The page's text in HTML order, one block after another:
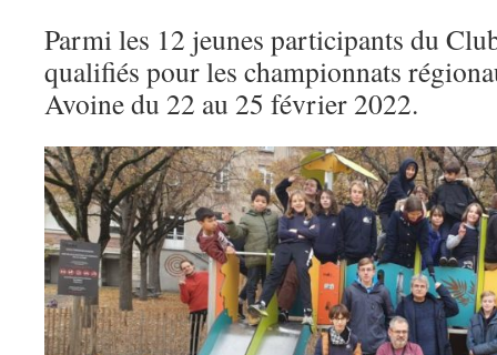
Parmi les 12 jeunes participants du
qualifiés pour les championnats
Avoine du 22 au 25 février 2022.